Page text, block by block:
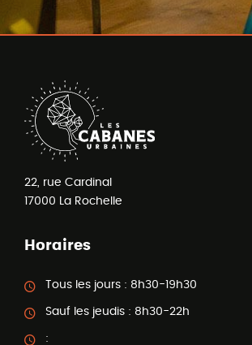
22, rue Cardinal
17000 La Rochelle
Horaires
Tous les jours : 8h30-19h30
Sauf les jeudis : 8h30-22h
: